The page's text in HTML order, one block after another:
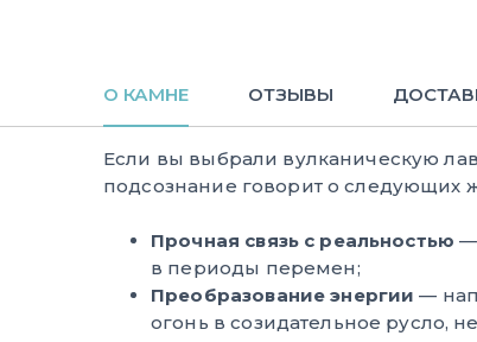
О КАМНЕ ОТЗЫВЫ
Если вы выбрали вулканическую
подсознание говорит о следующих
Прочная связь с реальностью —
в периоды перемен;
Преобразование энергии —
огонь в созидательное русло,